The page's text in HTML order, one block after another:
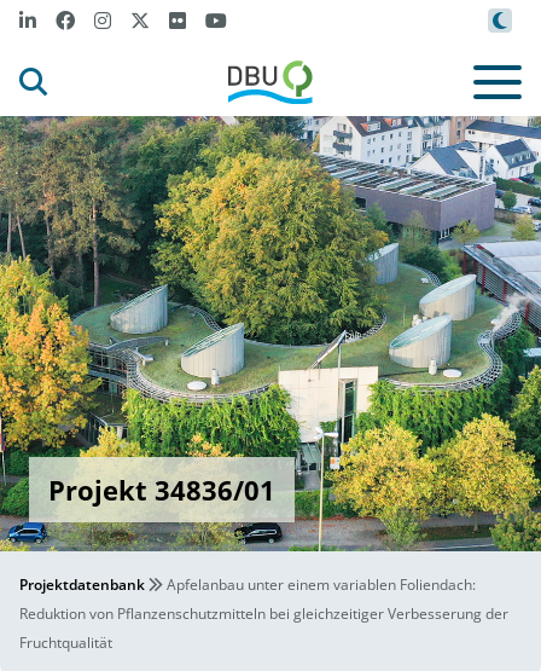
Projekt 34836/01
Projektdatenbank
Apfelanbau unter einem variablen Foliendach:
Reduktion von Pflanzenschutzmitteln bei gleichzeitiger Verbesserung der
Fruchtqualität